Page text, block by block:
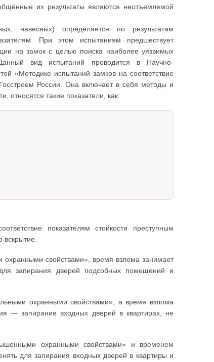
их результаты являются неотъемлемой
навесных) определяется по результатам
При этом испытаниям предшествует
на замок с целью поиска наиболее уязвимых
вид испытаний проводится в Научно-
«Методике испытаний замков на соответствие
России. Она включает в себя методы и
относятся такие показатели, как:
показателям стойкости преступным
охранными свойствами», время взлома занимает
запирания дверей подсобных помещений и
охранными свойствами», а время взлома
— запирание входных дверей в квартирах, не
охранными свойствами» и временем
для запирания входных дверей в квартиры и